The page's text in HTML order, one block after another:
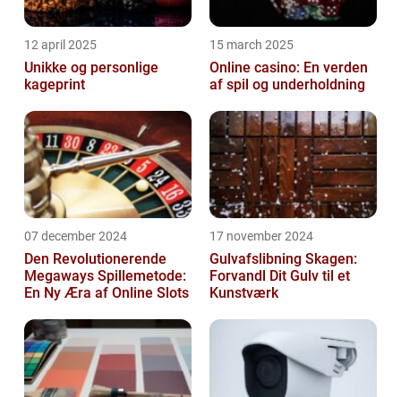
12 april 2025
Unikke og personlige
kageprint
15 march 2025
Online casino: En verden
af spil og underholdning
07 december 2024
Den Revolutionerende
Megaways Spillemetode:
En Ny Æra af Online Slots
17 november 2024
Gulvafslibning Skagen:
Forvandl Dit Gulv til et
Kunstværk